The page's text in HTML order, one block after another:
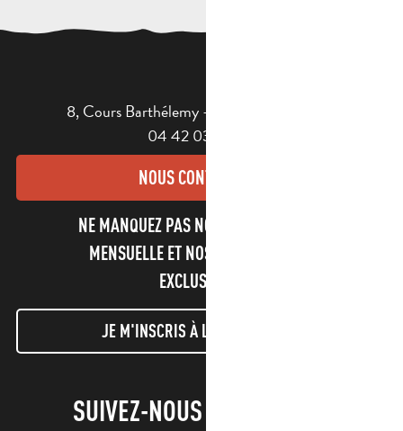
8, Cours Barthélemy - 13400 AUBAGNE
04 42 03 49 98
NOUS CONTACTER
NE MANQUEZ PAS NOTRE NEWSLETTER
MENSUELLE ET NOS INFORMATIONS
EXCLUSIVES !
JE M'INSCRIS À LA NEWSLETTER
SUIVEZ-NOUS !